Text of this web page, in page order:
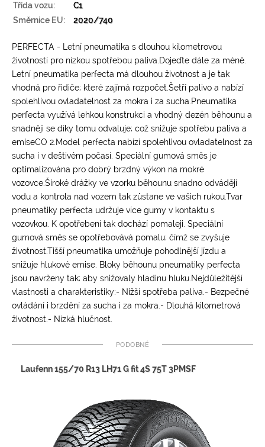
Třída vozu:
C1
Směrnice EU:
2020/740
PERFECTA - Letní pneumatika s dlouhou kilometrovou
životností pro nízkou spotřebou paliva.Dojeďte dále za méně.
Letní pneumatika perfecta má dlouhou životnost a je tak
vhodná pro řidiče; které zajímá rozpočet.Šetří palivo a nabízí
spolehlivou ovladatelnost za mokra i za sucha.Pneumatika
perfecta využívá lehkou konstrukci a vhodný dezén běhounu a
snadněji se díky tomu odvaluje; což snižuje spotřebu paliva a
emiseCO 2.Model perfecta nabízí spolehlivou ovladatelnost za
sucha i v deštivém počasí. Speciální gumová směs je
optimalizována pro dobrý brzdný výkon na mokré
vozovce.Široké drážky ve vzorku běhounu snadno odvádějí
vodu a kontrola nad vozem tak zůstane ve vašich rukou.Tvar
pneumatiky perfecta udržuje více gumy v kontaktu s
vozovkou. K opotřebení tak dochází pomaleji. Speciální
gumová směs se opotřebovává pomalu; čímž se zvyšuje
životnost.Tišší pneumatika umožňuje pohodlnější jízdu a
snižuje hlukové emise. Bloky běhounu pneumatiky perfecta
jsou navrženy tak; aby snižovaly hladinu hluku.Nejdůležitější
vlastnosti a charakteristiky:- Nižší spotřeba paliva.- Bezpečné
ovládání i brzdění za sucha i za mokra.- Dlouhá kilometrová
životnost.- Nízká hlučnost.
Podobné
Laufenn 155/70 R13 LH71 G fit 4S 75T 3PMSF